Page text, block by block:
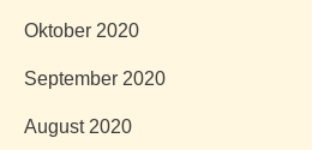
Oktober 2020
September 2020
August 2020